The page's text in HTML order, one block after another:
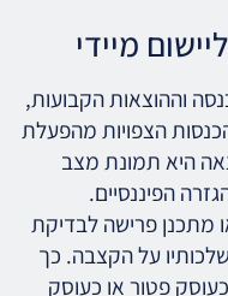
מיידי
וההוצאות הקבועות,
הצפויות מהפעלת
היא תמונת מצב
הפיננסיים.
מתכנן פרישה לבדיקת
על הקצבה. כך
פטור או כעוסק